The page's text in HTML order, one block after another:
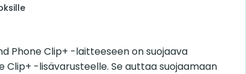
Phone Clip+ -laitteeseen on suojaava
Clip+ -lisävarusteelle. Se auttaa suojaamaan